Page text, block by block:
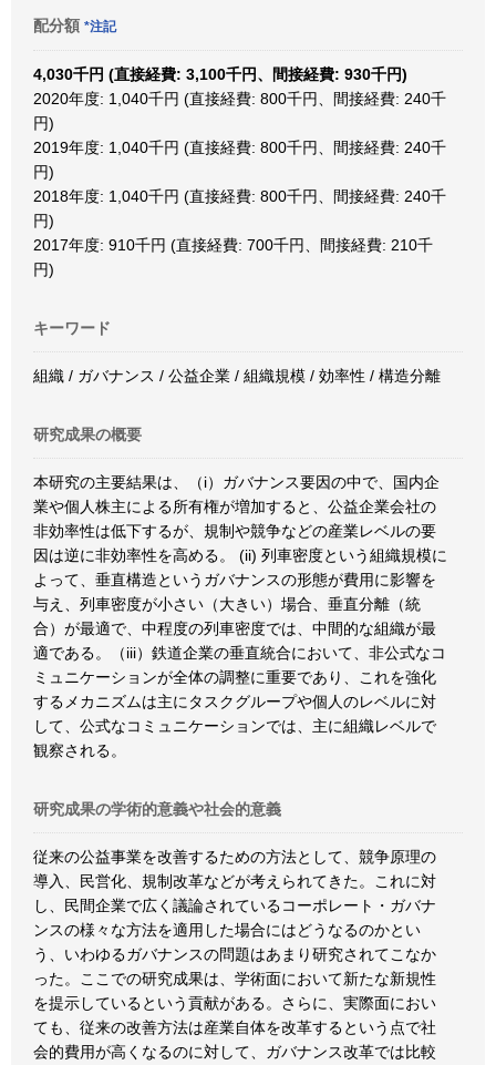
配分額 *注記
4,030千円 (直接経費: 3,100千円、間接経費: 930千円)
2020年度: 1,040千円 (直接経費: 800千円、間接経費: 240千
円)
2019年度: 1,040千円 (直接経費: 800千円、間接経費: 240千
円)
2018年度: 1,040千円 (直接経費: 800千円、間接経費: 240千
円)
2017年度: 910千円 (直接経費: 700千円、間接経費: 210千
円)
キーワード
組織 / ガバナンス / 公益企業 / 組織規模 / 効率性 / 構造分離
研究成果の概要
本研究の主要結果は、（i）ガバナンス要因の中で、国内企
業や個人株主による所有権が増加すると、公益企業会社の
非効率性は低下するが、規制や競争などの産業レベルの要
因は逆に非効率性を高める。 (ii) 列車密度という組織規模に
よって、垂直構造というガバナンスの形態が費用に影響を
与え、列車密度が小さい（大きい）場合、垂直分離（統
合）が最適で、中程度の列車密度では、中間的な組織が最
適である。（iii）鉄道企業の垂直統合において、非公式なコ
ミュニケーションが全体の調整に重要であり、これを強化
するメカニズムは主にタスクグループや個人のレベルに対
して、公式なコミュニケーションでは、主に組織レベルで
観察される。
研究成果の学術的意義や社会的意義
従来の公益事業を改善するための方法として、競争原理の
導入、民営化、規制改革などが考えられてきた。これに対
し、民間企業で広く議論されているコーポレート・ガバナ
ンスの様々な方法を適用した場合にはどうなるのかとい
う、いわゆるガバナンスの問題はあまり研究されてこなか
った。ここでの研究成果は、学術面において新たな新規性
を提示しているという貢献がある。さらに、実際面におい
ても、従来の改善方法は産業自体を改革するという点で社
会的費用が高くなるのに対して、ガバナンス改革では比較